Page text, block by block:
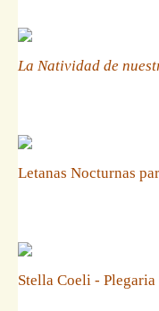
La Natividad de
Letanas Nocturnas
Stella Coeli -